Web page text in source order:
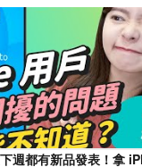
週都有新品發表！拿